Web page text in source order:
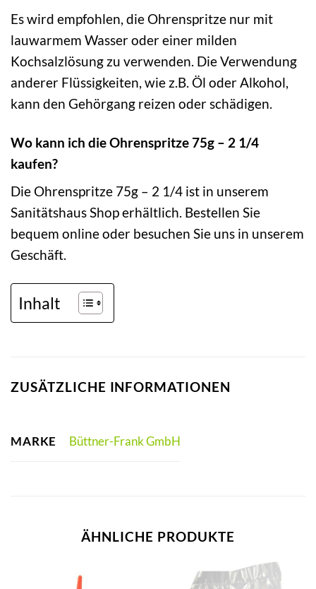
Es wird empfohlen, die Ohrenspritze nur mit
lauwarmem Wasser oder einer milden
Kochsalzlösung zu verwenden. Die Verwendung
anderer Flüssigkeiten, wie z.B. Öl oder Alkohol,
kann den Gehörgang reizen oder schädigen.
Wo kann ich die Ohrenspritze 75g – 2 1/4
kaufen?
Die Ohrenspritze 75g – 2 1/4 ist in unserem
Sanitätshaus Shop erhältlich. Bestellen Sie
bequem online oder besuchen Sie uns in unserem
Geschäft.
Inhalt
ZUSÄTZLICHE INFORMATIONEN
MARKE Büttner-Frank GmbH
ÄHNLICHE PRODUKTE